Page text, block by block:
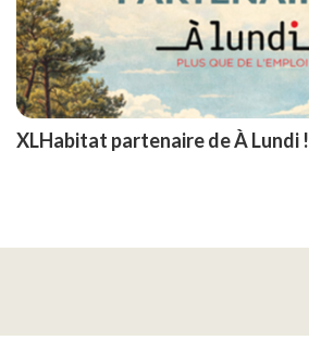
XLHabitat partenaire de À Lundi !